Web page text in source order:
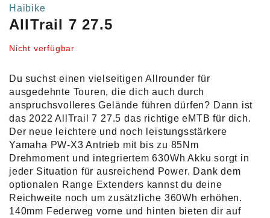
Haibike
AllTrail 7 27.5
Nicht verfügbar
Du suchst einen vielseitigen Allrounder für
ausgedehnte Touren, die dich auch durch
anspruchsvolleres Gelände führen dürfen? Dann ist
das 2022 AllTrail 7 27.5 das richtige eMTB für dich.
Der neue leichtere und noch leistungsstärkere
Yamaha PW-X3 Antrieb mit bis zu 85Nm
Drehmoment und integriertem 630Wh Akku sorgt in
jeder Situation für ausreichend Power. Dank dem
optionalen Range Extenders kannst du deine
Reichweite noch um zusätzliche 360Wh erhöhen.
140mm Federweg vorne und hinten bieten dir auf